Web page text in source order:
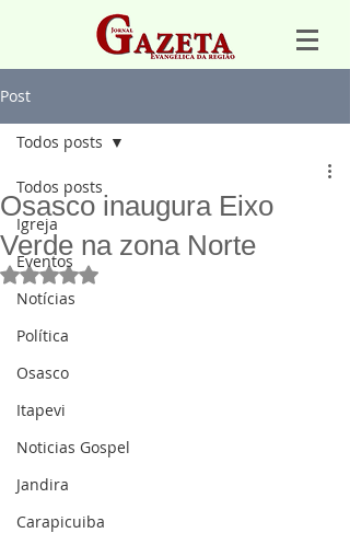
Post
Todos posts
Igreja
Eventos
Notícias
Política
Osasco
Itapevi
Noticias Gospel
Jandira
Carapicuiba
Todos posts
Osasco inaugura Eixo
Verde na zona Norte
Avaliado com NaN de 5 estrelas.